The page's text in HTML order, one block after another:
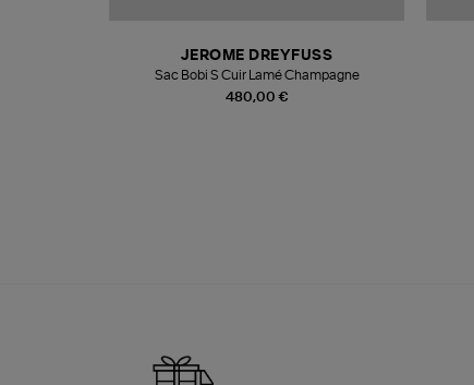
480,00 €
JEROME DREYFUSS
Sac Bobi S Cuir Lamé Champagne